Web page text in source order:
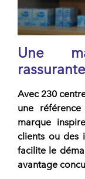
Une
rassurante
Avec 230
une
marque
clients ou des
facilite le
avantage